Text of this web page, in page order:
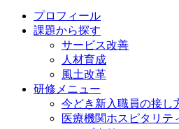
プロフィール
課題から探す
サービス改善
人材育成
風土改革
研修メニュー
今どき新入職員の接
医療機関ホスピタリテ